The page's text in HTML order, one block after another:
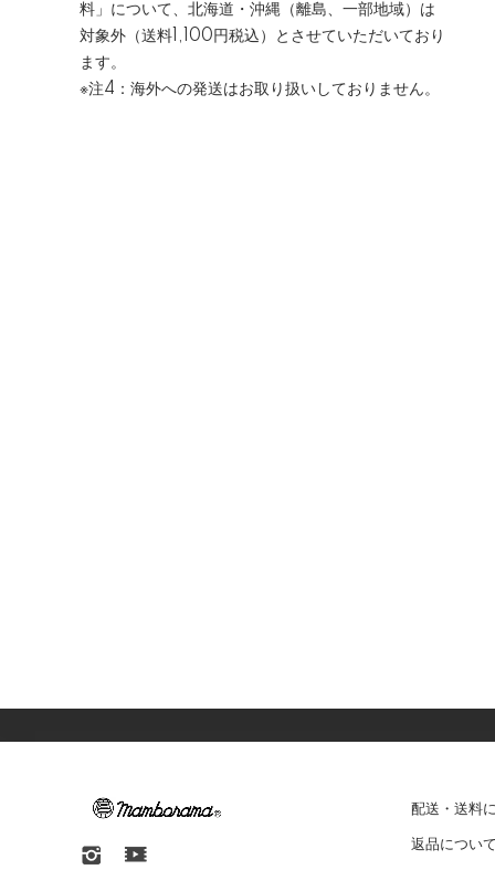
料」について、北海道・沖縄（離島、一部地域）は
対象外（送料1,100円税込）とさせていただいており
ます。
※注4：海外への発送はお取り扱いしておりません。
配送・送料
返品について